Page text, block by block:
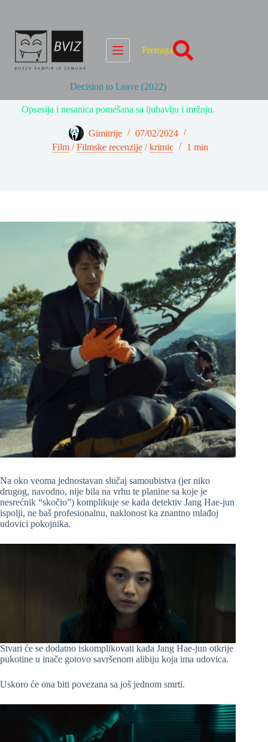
Pretraga
Decision to Leave (2022)
Opsesija i nesanica pomešana sa ljubavlju i mržnju.
Gimitrije
07/02/2024
Film/Filmske recenzije/krimic 1 min
Na oko veoma jednostavan slučaj samoubistva (jer niko
drugog, navodno, nije bila na vrhu te planine sa koje je
nesrećnik “skočio”) komplikuje se kada detektiv Jang Hae-jun
ispolji, ne baš profesionalnu, naklonost ka znantno mlađoj
udovici pokojnika.
Stvari će se dodatno iskomplikovati kada Jang Hae-jun otkrije
pukotine u inače gotovo savršenom alibiju koja ima udovica.
Uskoro će ona biti povezana sa još jednom smrti.